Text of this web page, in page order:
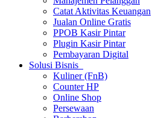
Catat Aktivitas Keuangan
Jualan Online Gratis
PPOB Kasir Pintar
Plugin Kasir Pintar
Pembayaran Digital
Solusi Bisnis
Kuliner (FnB)
Counter HP
Online Shop
Persewaan